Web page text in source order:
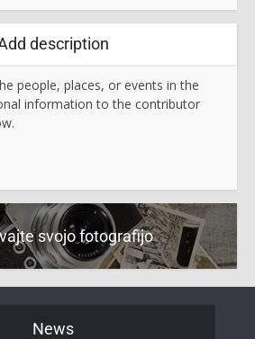
description
people, places, or events in the
information to the contributor
svojo fotografijo
News